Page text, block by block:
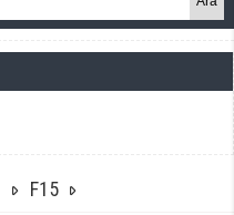
F15